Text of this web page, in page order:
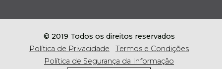
© 2019 Todos os direitos reservados
Política de Privacidade
Termos e Condições
Política de Segurança da Informação